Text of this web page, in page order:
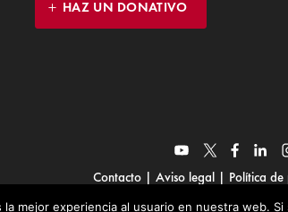
HAZ UN DONATIVO
Contacto |Aviso legal | Política
© Fundación
mejor experiencia al usuario en nuestra web.